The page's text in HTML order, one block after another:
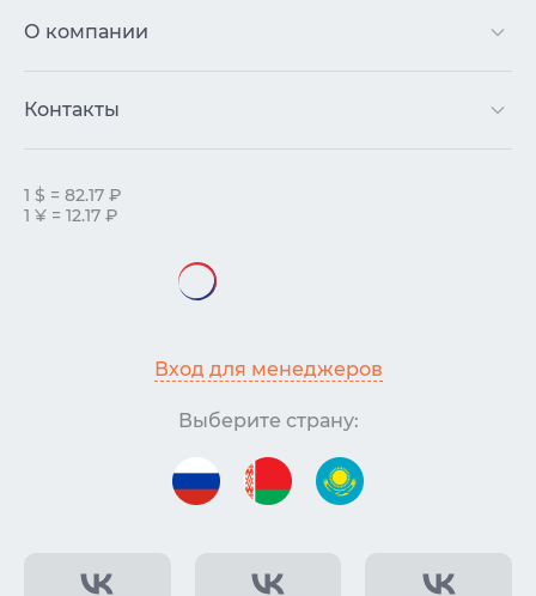
О компании
Контакты
1 $ = 82.17 ₽
1 ¥ = 12.17 ₽
Вход для менеджеров
Выберите страну: